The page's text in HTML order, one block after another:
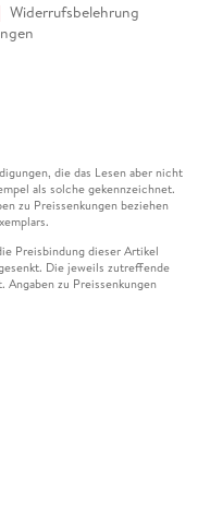
Widerrufsbelehrung
die das Lesen aber nicht
als solche gekennzeichnet.
zu Preissenkungen beziehen
Preisbindung dieser Artikel
Die jeweils zutreffende
zu Preissenkungen